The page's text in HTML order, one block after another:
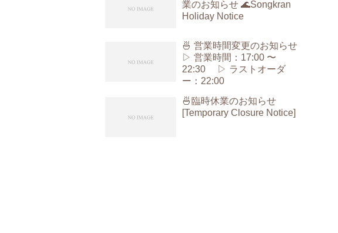
業のお知らせ 🌊Songkran
Holiday Notice
🍜 営業時間変更のお知らせ
▷ 営業時間：17:00 〜
22:30 ▷ ラストオーダ
ー：22:00
🍜臨時休業のお知らせ
[Temporary Closure Notice]